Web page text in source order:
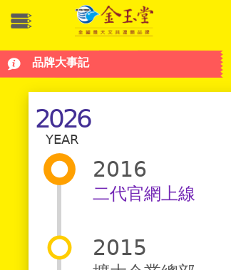
品牌大事記
2026
YEAR
2016
二代官網上線
2015